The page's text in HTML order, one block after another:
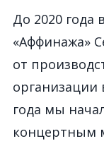
До 2020 года
«Аффинажа»
от
организации
года мы
концертным